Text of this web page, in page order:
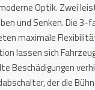
Optik. Zwei
und Senken. Die 3-
maximale
lassen sich
Beschädigungen
der die